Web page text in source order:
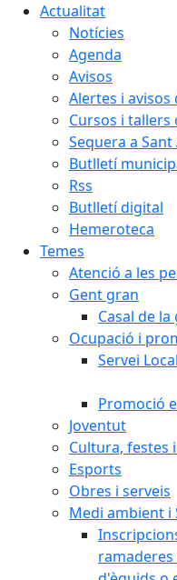
Actualitat
Notícies
Agenda
Avisos
Alertes i
Cursos i tallers
Sequera a
Butlletí
Rss
Butlletí digital
Hemeroteca
Temes
Atenció a les
Gent gran
Casal de
Ocupació i
Servei
Promoció
Joventut
Cultura, festes
Esports
Obres i serveis
Medi ambient